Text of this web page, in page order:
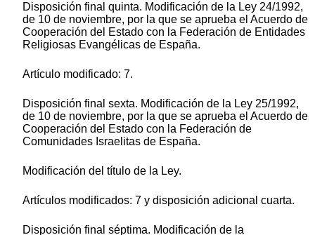
Disposición final quinta. Modificación de la Ley 24/1992,
de 10 de noviembre, por la que se aprueba el Acuerdo de
Cooperación del Estado con la Federación de Entidades
Religiosas Evangélicas de España.
Artículo modificado: 7.
Disposición final sexta. Modificación de la Ley 25/1992,
de 10 de noviembre, por la que se aprueba el Acuerdo de
Cooperación del Estado con la Federación de
Comunidades Israelitas de España.
Modificación del título de la Ley.
Artículos modificados: 7 y disposición adicional cuarta.
Disposición final séptima. Modificación de la